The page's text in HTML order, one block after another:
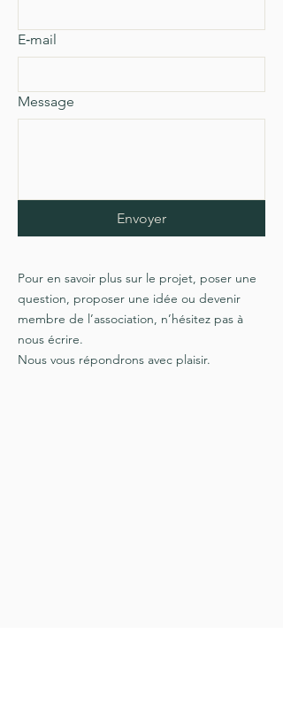
E‑mail
Message
Envoyer
Pour en savoir plus sur le projet, poser une
question, proposer une idée ou devenir
membre de l’association, n’hésitez pas à
nous écrire.
Nous vous répondrons avec plaisir.